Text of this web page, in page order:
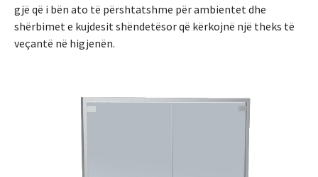
gjë që i bën ato të përshtatshme për ambientet dhe
shërbimet e kujdesit shëndetësor që kërkojnë një theks të
veçantë në higjenën.